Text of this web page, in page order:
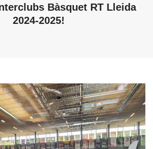
Bàsquet RT Lleida
2024-2025!